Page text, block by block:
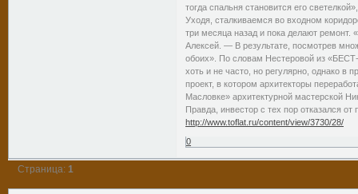
тогда спальня становится его
Уходя, сталкиваемся во входном
три месяца назад и пока делают
Алексей. — В результате, посмотрев
обоих». По словам Нестеровой из
хоть и не часто, но регулярно, однако в
проект, в котором архитекторы
Масловке» архитектурной мастерской
Правда, инвестор с тех пор отказался
http://www.toflat.ru/content/view/3730/28/
0
Страница:1